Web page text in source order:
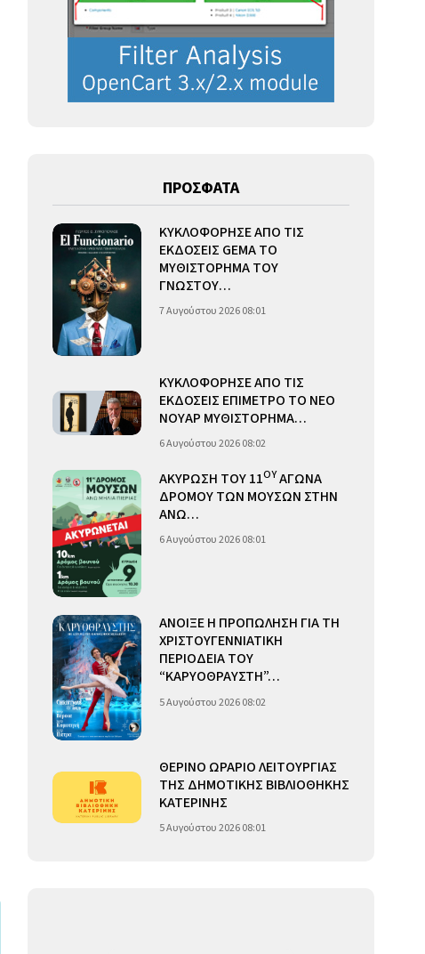
ΠΡΟΣΦΑΤΑ
ΚΥΚΛΟΦΟΡΗΣΕ ΑΠΟ ΤΙΣ
ΕΚΔΟΣΕΙΣ GEMA ΤΟ
ΜΥΘΙΣΤΟΡΗΜΑ ΤΟΥ
ΓΝΩΣΤΟΥ…
7 Αυγούστου 2026 08:01
ΚΥΚΛΟΦΟΡΗΣΕ ΑΠΟ ΤΙΣ
ΕΚΔΟΣΕΙΣ ΕΠΙΜΕΤΡΟ ΤΟ ΝΕΟ
ΝΟΥΑΡ ΜΥΘΙΣΤΟΡΗΜΑ…
6 Αυγούστου 2026 08:02
ΑΚΥΡΩΣΗ ΤΟΥ 11ΟΥΑΓΩΝΑ
ΔΡΟΜΟΥ ΤΩΝ ΜΟΥΣΩΝ ΣΤΗΝ
ΑΝΩ…
6 Αυγούστου 2026 08:01
ΑΝΟΙΞΕ Η ΠΡΟΠΩΛΗΣΗ ΓΙΑ ΤΗ
ΧΡΙΣΤΟΥΓΕΝΝΙΑΤΙΚΗ
ΠΕΡΙΟΔΕΙΑ ΤΟΥ
“ΚΑΡΥΟΘΡΑΥΣΤΗ”…
5 Αυγούστου 2026 08:02
ΘΕΡΙΝΟ ΩΡΑΡΙΟ ΛΕΙΤΟΥΡΓΙΑΣ
ΤΗΣ ΔΗΜΟΤΙΚΗΣ ΒΙΒΛΙΟΘΗΚΗΣ
ΚΑΤΕΡΙΝΗΣ
5 Αυγούστου 2026 08:01